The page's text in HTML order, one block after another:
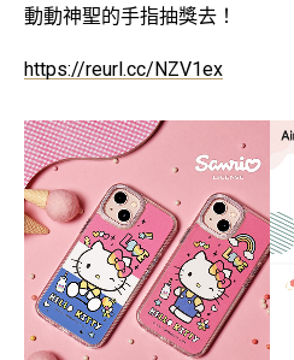
動動神聖的手指抽獎去！
https://reurl.cc/NZV1ex